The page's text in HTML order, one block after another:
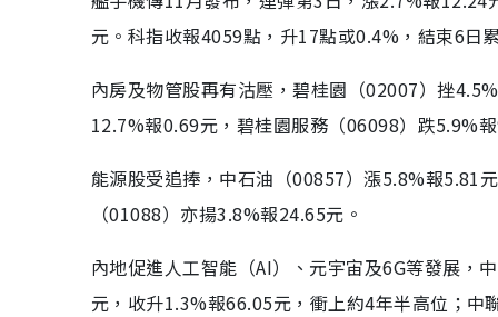
元。科指收報4059點，升17點或0.4%，結束6日
內房及物管股再有沽壓，碧桂園（02007）挫
12.7%報0.69元，碧桂園服務（06098）跌5.9%
能源股受追捧，中石油（00857）漲5.8%報5.81
（01088）亦揚3.8%報24.65元。
內地促進人工智能（AI）、元宇宙及6G等發展，
元，收升1.3%報66.05元，衝上約4年半高位；